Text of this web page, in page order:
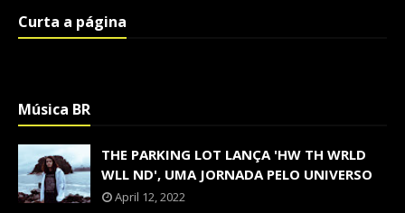
Curta a página
Música BR
THE PARKING LOT LANÇA 'HW TH WRLD
WLL ND', UMA JORNADA PELO UNIVERSO
April 12, 2022